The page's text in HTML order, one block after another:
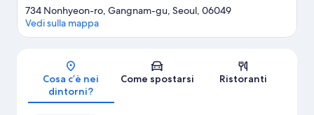
Mappa
734 Nonhyeon-ro, Gangnam-gu, Seoul, 06049
Vedi sulla mappa
Cosa c’è nei
dintorni?
Come spostarsi Ristoranti